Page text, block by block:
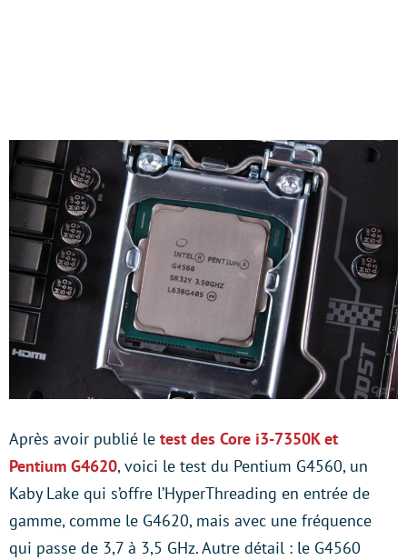
Après avoir publié le test des Core i3-7350K et
Pentium G4620, voici le test du Pentium G4560, un
Kaby Lake qui s’offre l’HyperThreading en entrée de
gamme, comme le G4620, mais avec une fréquence
qui passe de 3,7 à 3,5 GHz. Autre détail : le G4560